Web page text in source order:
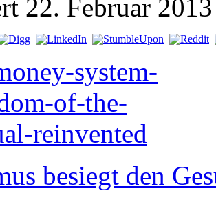
22. Februar 2013
besiegt den